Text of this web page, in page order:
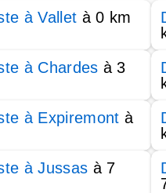
à Vallet à 0 km
à Chardes à 3
à Expiremont à
à Jussas à 7